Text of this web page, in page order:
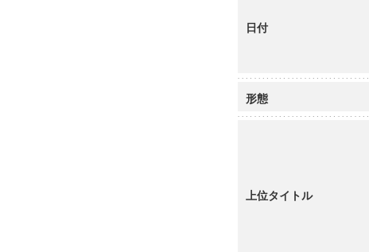
慶應義塾大学グローバルCOEプログラム市民社会ガバナン
慶應義塾大学グローバルCOEプログラム論理と感性の先端
博士課程教育リーディングプログラム「超成熟社会発展の
日付
形態
上位タイトル